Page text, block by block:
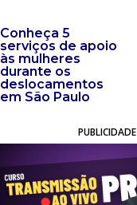
Conheça 5
serviços de apoio
às mulheres
durante os
deslocamentos
em São Paulo
PUBLICIDADE